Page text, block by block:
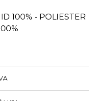
100% - POLIESTER